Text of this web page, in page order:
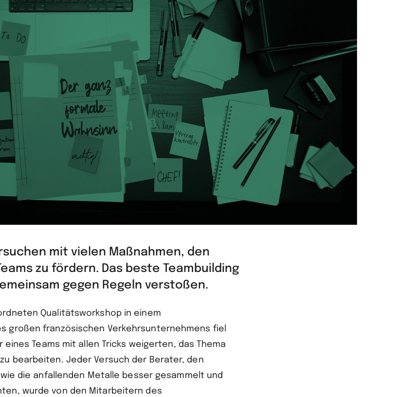
mit vielen Maßnahmen, den
zu fördern. Das beste Teambuilding
gegen Regeln verstoßen.
Qualitätsworkshop in einem
großen französischen Verkehrsunternehmens fiel
Teams mit allen Tricks weigerten, das Thema
bearbeiten. Jeder Versuch der Berater, den
die anfallenden Metalle besser gesammelt und
wurde von den Mitarbeitern des